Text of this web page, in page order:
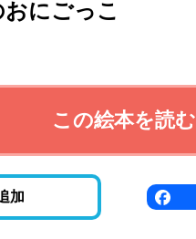
にごっこ
この絵本を読む
加